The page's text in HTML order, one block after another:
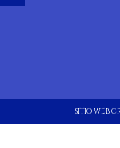
SITIO WEB